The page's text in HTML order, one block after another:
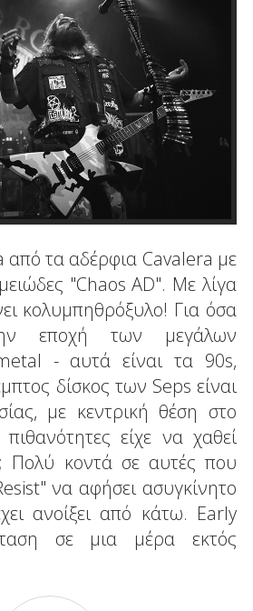
τα αδέρφια Cavalera με
"Chaos AD". Με λίγα
κολυμπηθρόξυλο! Για όσα
εποχή των μεγάλων
- αυτά είναι τα 90s,
δίσκος των Seps είναι
με κεντρική θέση στο
είχε να χαθεί
κοντά σε αυτές που
να αφήσει ασυγκίνητο
ανοίξει από κάτω. Early
σε μια μέρα εκτός